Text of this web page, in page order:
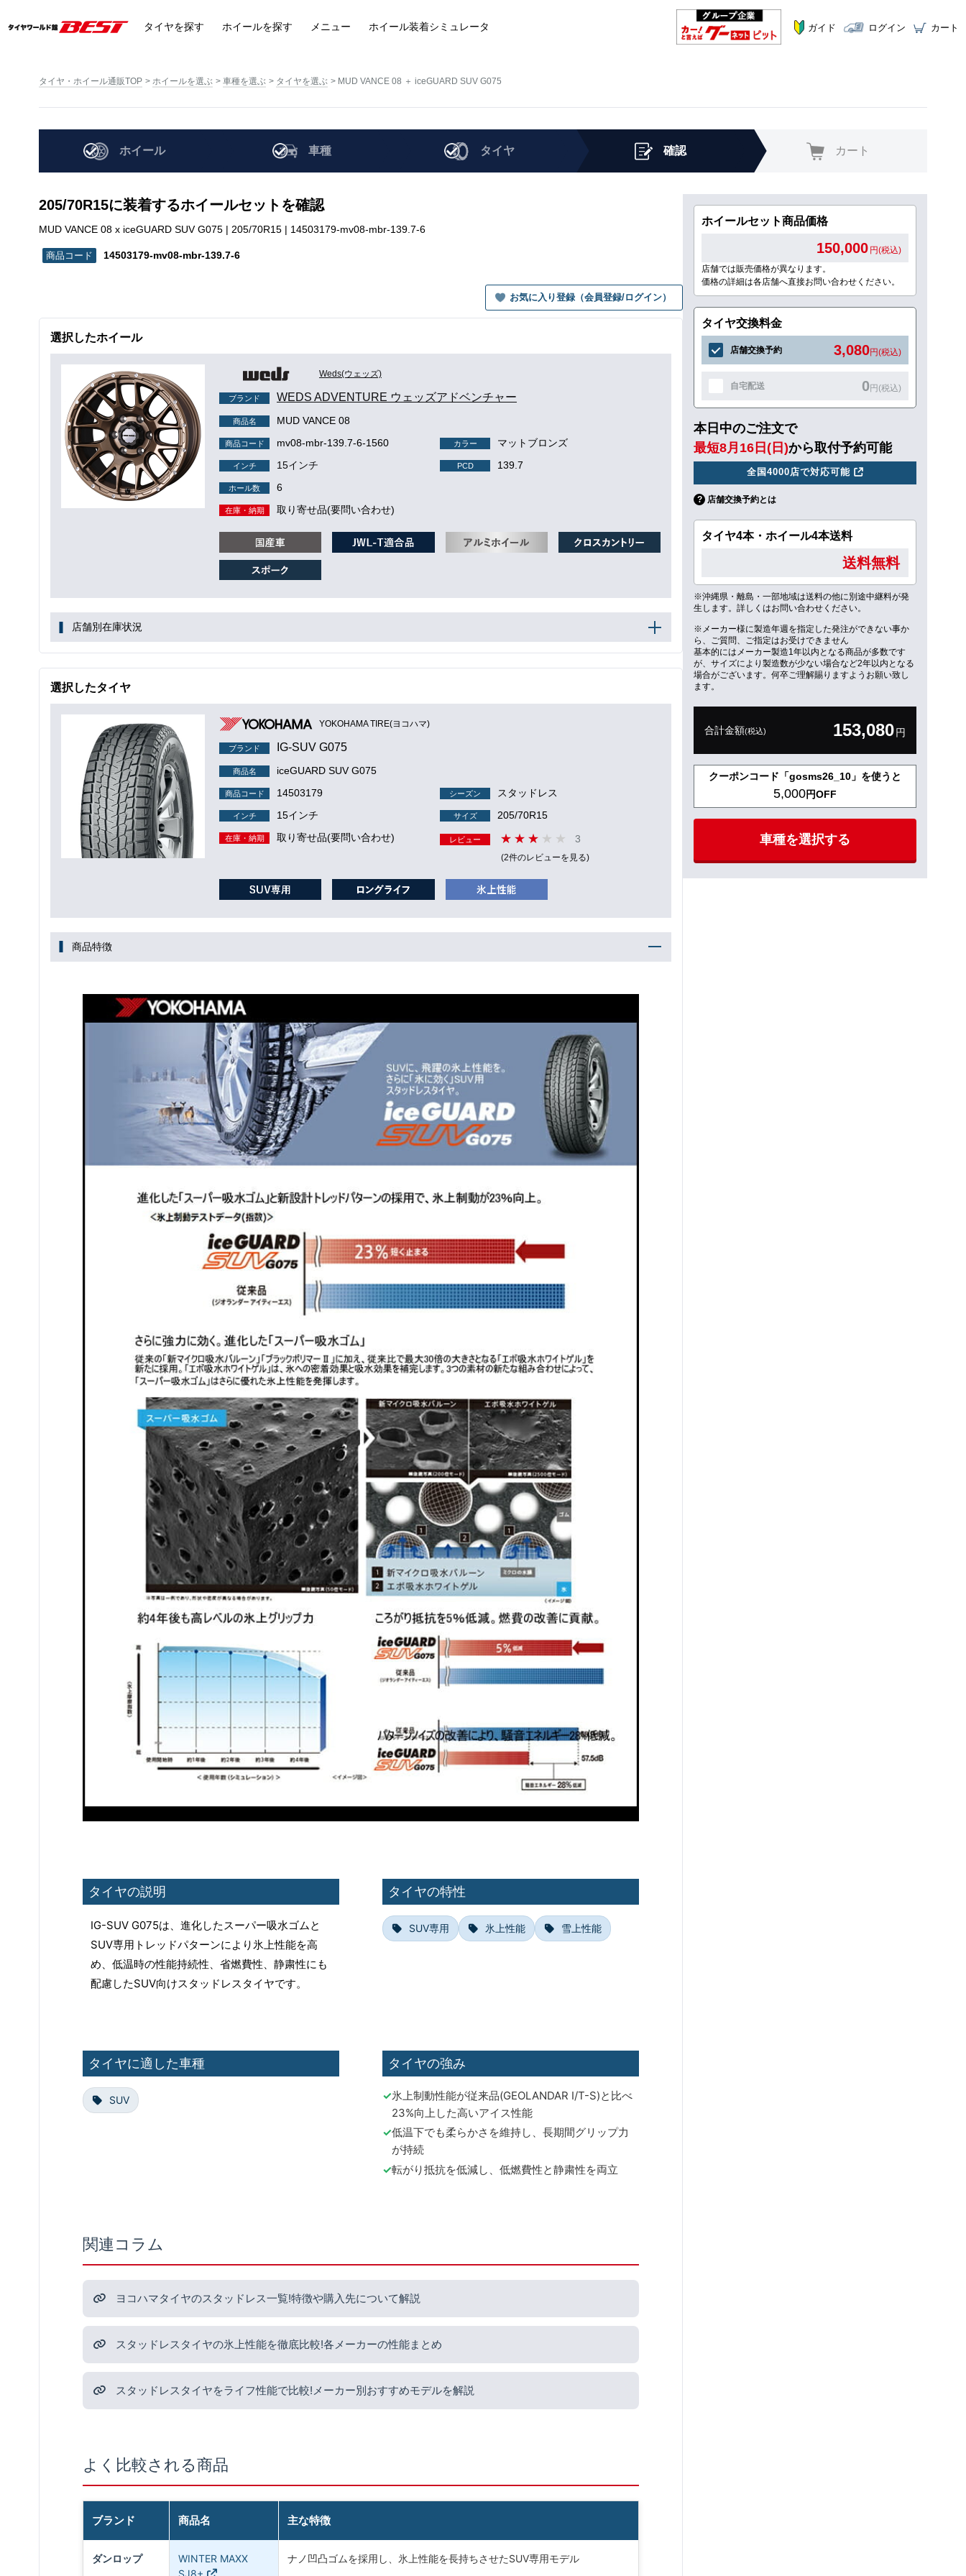
タイヤを探す ホイールを探す メニュー ホイール装着シミュレータ ガイド ログイン カート
タイヤ・ホイール通販TOP ホイールを選ぶ 車種を選ぶ タイヤを選ぶ MUD VANCE 08 ＋ iceGUARD SUV G075
ホイール 車種 タイヤ 確認 カート
205/70R15に装着するホイールセットを確認
MUD VANCE 08 x iceGUARD SUV G075 | 205/70R15 | 14503179-mv08-mbr-139.7-6
14503179-mv08-mbr-139.7-6
お気に入り登録（会員登録/ログイン）
選択したホイール
Weds(ウェッズ)
ブランド WEDS ADVENTURE ウェッズアドベンチャー
商品名 MUD VANCE 08
商品コード mv08-mbr-139.7-6-1560 カラー マットブロンズ
インチ 15インチ PCD 139.7
ホール数 6
在庫・納期 取り寄せ品(要問い合わせ)
店舗別在庫状況
選択したタイヤ
YOKOHAMA TIRE(ヨコハマ)
ブランド IG-SUV G075
商品名 iceGUARD SUV G075
商品コード 14503179 シーズン スタッドレス
インチ 15インチ サイズ 205/70R15
在庫・納期 取り寄せ品(要問い合わせ) レビュー 3
(2件のレビューを見る)
商品特徴
タイヤの説明
IG-SUV G075は、進化したスーパー吸水ゴムと
SUV専用トレッドパターンにより氷上性能を高
め、低温時の性能持続性、省燃費性、静粛性にも
配慮したSUV向けスタッドレスタイヤです。
タイヤの特性
SUV専用 氷上性能 雪上性能
タイヤに適した車種
SUV
タイヤの強み
氷上制動性能が従来品(GEOLANDAR I/T-S)と比べ
23%向上した高いアイス性能
低温下でも柔らかさを維持し、長期間グリップ力
が持続
転がり抵抗を低減し、低燃費性と静粛性を両立
関連コラム
ヨコハマタイヤのスタッドレス一覧!特徴や購入先について解説
スタッドレスタイヤの氷上性能を徹底比較!各メーカーの性能まとめ
スタッドレスタイヤをライフ性能で比較!メーカー別おすすめモデルを解説
よく比較される商品
ブランド 商品名 主な特徴
ダンロップ
WINTER MAXX
SJ8+
ナノ凹凸ゴムを採用し、氷上性能を長持ちさせたSUV専用モデル
ホイールセット商品価格
150,000 円(税込)
店舗では販売価格が異なります。
価格の詳細は各店舗へ直接お問い合わせください。
タイヤ交換料金
店舗交換予約 3,080円(税込)
自宅配送 0円(税込)
本日中のご注文で
最短8月16日(日)から取付予約可能
全国4000店で対応可能
店舗交換予約とは
タイヤ4本・ホイール4本送料
送料無料
※沖縄県・離島・一部地域は送料の他に別途中継料が発
生します。詳しくはお問い合わせください。
※メーカー様に製造年週を指定した発注ができない事か
ら、ご質問、ご指定はお受けできません
基本的にはメーカー製造1年以内となる商品が多数です
が、サイズにより製造数が少ない場合など2年以内となる
場合がございます。何卒ご理解賜りますようお願い致し
ます。
合計金額(税込) 153,080円
クーポンコード「gosms26_10」を使うと
5,000円OFF
車種を選択する